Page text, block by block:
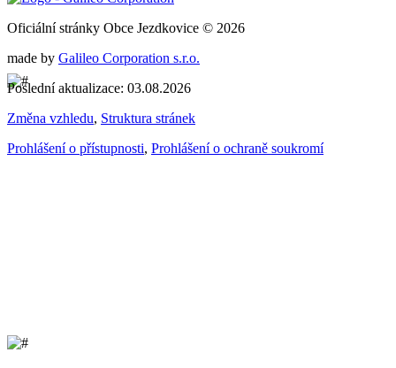
Oficiální stránky Obce Jezdkovice © 2026
made by Galileo Corporation s.r.o.
Poslední aktualizace: 03.08.2026
Změna vzhledu, Struktura stránek
Prohlášení o přístupnosti, Prohlášení o ochraně soukromí